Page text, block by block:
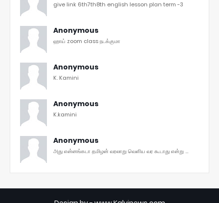
give link 6th7th8th english lesson plan term -3
Anonymous
ஹாய் zoom class நடக்குமா
Anonymous
K. Kamini
Anonymous
K.kamini
Anonymous
அது என்னங்கடா தமிழன் வரலாறு வெளிய வர கூடாது என்று ...